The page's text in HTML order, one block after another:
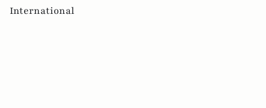
International